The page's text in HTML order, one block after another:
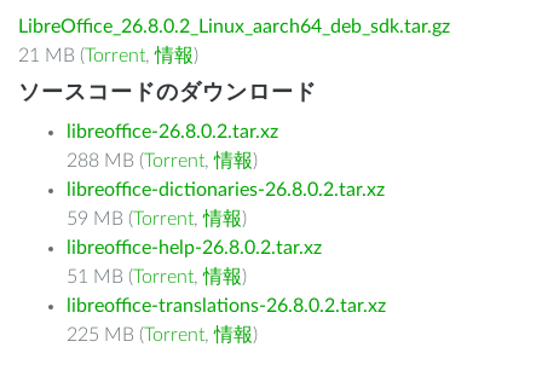
LibreOffice_26.8.0.2_Linux_aarch64_deb_sdk.tar.gz
21 MB (Torrent,情報)
ソースコードのダウンロード
libreoffice-26.8.0.2.tar.xz
288 MB (Torrent,情報)
libreoffice-dictionaries-26.8.0.2.tar.xz
59 MB (Torrent,情報)
libreoffice-help-26.8.0.2.tar.xz
51 MB (Torrent,情報)
libreoffice-translations-26.8.0.2.tar.xz
225 MB (Torrent,情報)